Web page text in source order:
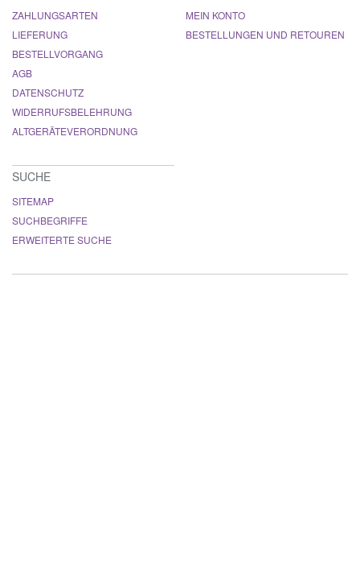
ZAHLUNGSARTEN
LIEFERUNG
BESTELLVORGANG
AGB
DATENSCHUTZ
WIDERRUFSBELEHRUNG
ALTGERÄTEVERORDNUNG
MEIN KONTO
BESTELLUNGEN UND RETOUREN
SUCHE
SITEMAP
SUCHBEGRIFFE
ERWEITERTE SUCHE